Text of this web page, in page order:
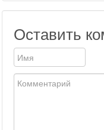
Оставить